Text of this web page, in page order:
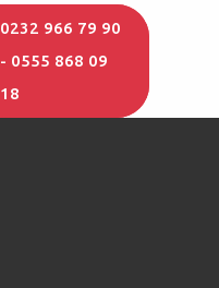
0232 966 79 90
- 0555 868 09
18